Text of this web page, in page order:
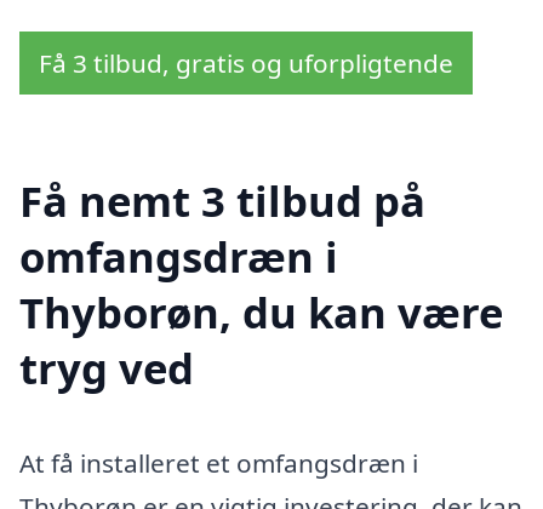
Få 3 tilbud, gratis og uforpligtende
Få nemt 3 tilbud på
omfangsdræn i
Thyborøn, du kan være
tryg ved
At få installeret et omfangsdræn i